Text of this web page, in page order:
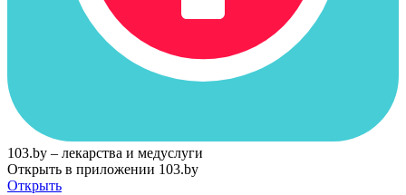
103.by – лекарства и медуслуги
Открыть в приложении 103.by
Открыть